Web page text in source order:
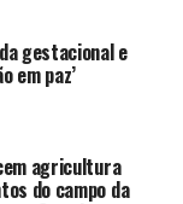
Central usa
de juros, a
e as
fizeram o BC
ponto
gestacional e
em paz’
agricultura
do campo da